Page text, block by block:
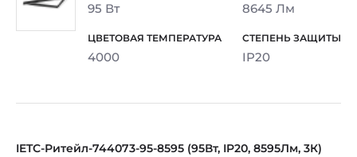
95 Вт 8645 Лм
4000 IP20
IETC-Ритейл-744073-95-8595 (95Вт, IP20, 8595Лм, 3К)